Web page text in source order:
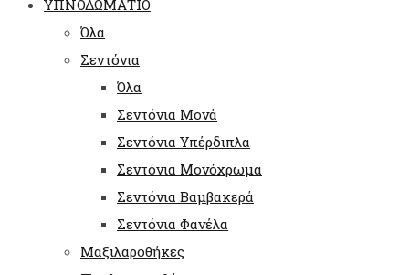
ΥΠΝΟΔΩΜΑΤΙΟ
Όλα
Σεντόνια
Όλα
Σεντόνια Μονά
Σεντόνια Υπέρδιπλα
Σεντόνια Μονόχρωμα
Σεντόνια Βαμβακερά
Σεντόνια Φανέλα
Μαξιλαροθήκες